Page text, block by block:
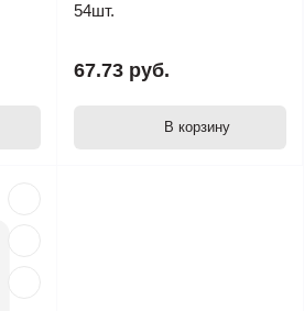
54шт.
67.73 руб.
В корзину